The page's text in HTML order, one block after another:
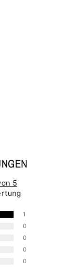
5
1
0
0
0
0